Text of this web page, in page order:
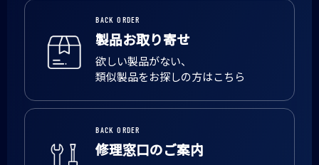
BACK ORDER
製品お取り寄せ
欲しい製品がない、
類似製品をお探しの方はこちら
BACK ORDER
修理窓口のご案内